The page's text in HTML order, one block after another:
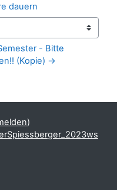
dauern
- Bitte
(Kopie) →
)